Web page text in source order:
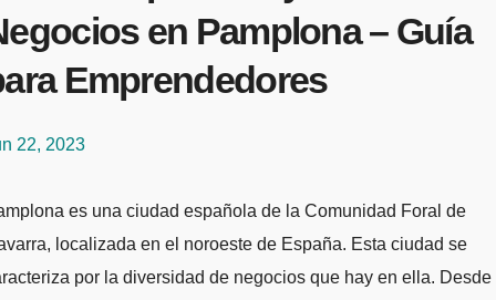
en Pamplona – Guía
Emprendedores
22, 2023
localizada en el noroeste de España. Esta ciudad se
por la diversidad de negocios que hay en ella. Desde